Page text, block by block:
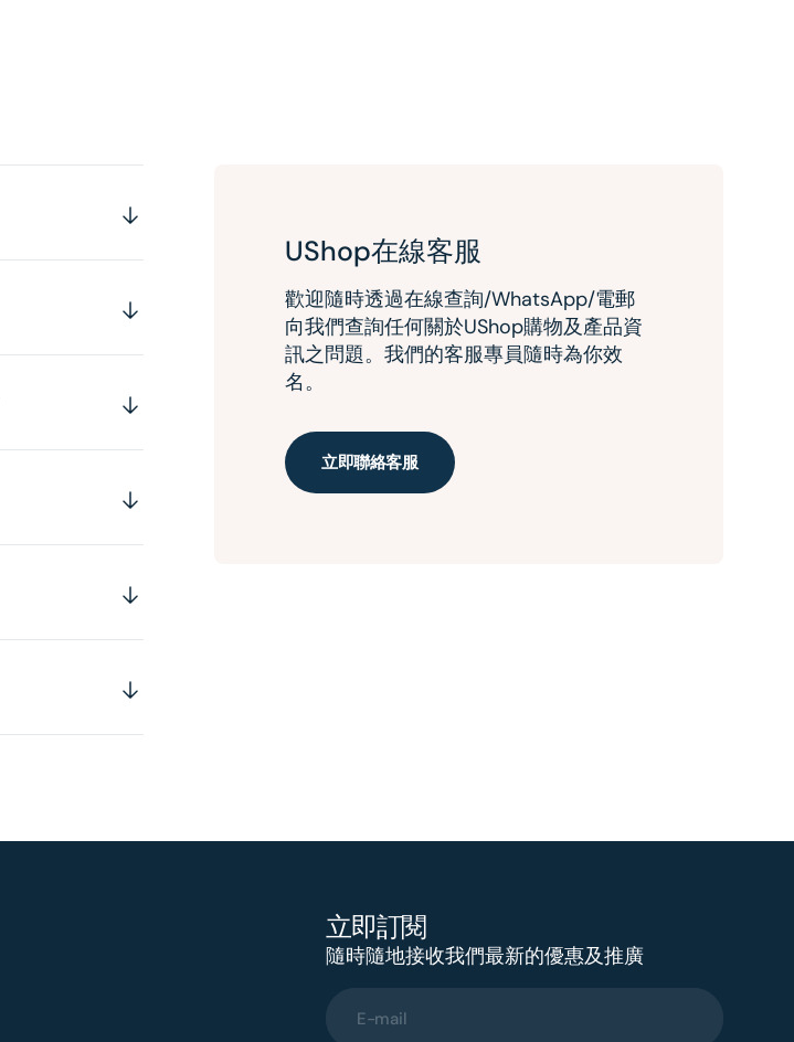
UShop在線客服
歡迎隨時透過在線查詢/WhatsApp/電郵
向我們查詢任何關於UShop購物及產品資
訊之問題。我們的客服專員隨時為你效
名。
立即聯絡客服
立即訂閱
隨時隨地接收我們最新的優惠及推廣
E-mail